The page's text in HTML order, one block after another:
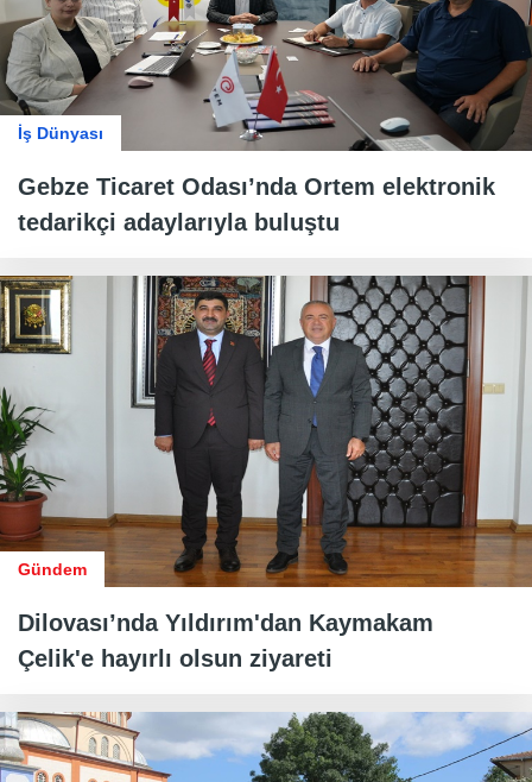
İş Dünyası
Gebze Ticaret Odası’nda Ortem elektronik
tedarikçi adaylarıyla buluştu
Gündem
Dilovası’nda Yıldırım'dan Kaymakam
Çelik'e hayırlı olsun ziyareti